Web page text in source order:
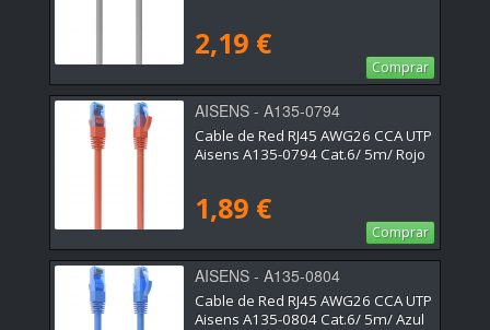
2,19 €
Comprar
AISENS - A135-0794
Cable de Red RJ45 AWG26 CCA UTP
Aisens A135-0794 Cat.6/ 5m/ Rojo
1,89 €
Comprar
AISENS - A135-0804
Cable de Red RJ45 AWG26 CCA UTP
Aisens A135-0804 Cat.6/ 5m/ Azul